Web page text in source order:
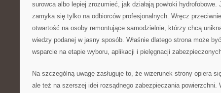
surowca albo lepiej zrozumieć, jak działają powłoki
zamyka się tylko na odbiorców profesjonalnych. Wręcz
otwartość na osoby remontujące samodzielnie, którzy chcą
wiedzy podanej w jasny sposób. Właśnie dlatego strona może
wsparcie na etapie wyboru, aplikacji i pielęgnacji
Na szczególną uwagę zasługuje to, że wizerunek strony opiera
ale też na szerszej idei rozsądnego zabezpieczania powierzchni.